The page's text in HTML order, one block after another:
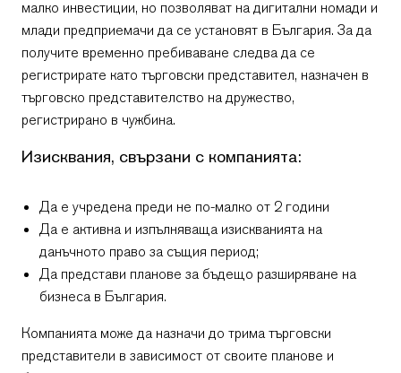
малко инвестиции, но позволяват на дигитални номади и
млади предприемачи да се установят в България. За да
получите временно пребиваване следва да се
регистрирате като търговски представител, назначен в
търговско представителство на дружество,
регистрирано в чужбина.
Изисквания, свързани с компанията:
Да е учредена преди не по-малко от 2 години
Да е активна и изпълняваща изискванията на
данъчното право за същия период;
Да представи планове за бъдещо разширяване на
бизнеса в България.
Компанията може да назначи до трима търговски
представители в зависимост от своите планове и